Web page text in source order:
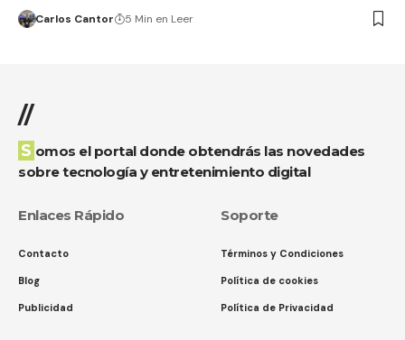
Carlos Cantor 5 Min en Leer
//
Somos el portal donde obtendrás las novedades
sobre tecnología y entretenimiento digital
Enlaces Rápido
Contacto
Blog
Publicidad
Soporte
Términos y Condiciones
Política de cookies
Política de Privacidad